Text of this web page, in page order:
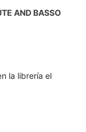
AND BASSO
la librería el